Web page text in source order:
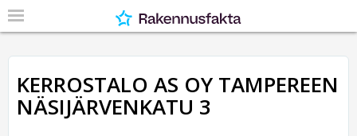
KERROSTALO AS OY TAMPEREEN
NÄSIJÄRVENKATU 3